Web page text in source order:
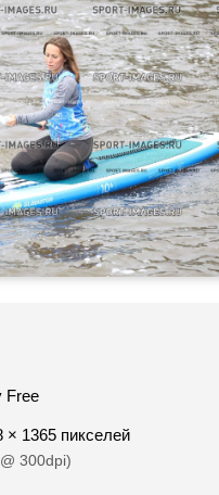
Free
× 1365 пикселей
300dpi)